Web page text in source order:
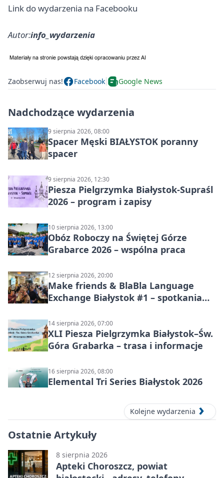
Link do wydarzenia na Facebooku
Autor:info_wydarzenia
Zaobserwuj nas! Facebook Google News
Nadchodzące wydarzenia
9 sierpnia 2026, 08:00
Spacer Męski BIAŁYSTOK poranny
spacer
9 sierpnia 2026, 12:30
Piesza Pielgrzymka Białystok-Supraśl
2026 – program i zapisy
10 sierpnia 2026, 13:00
Obóz Roboczy na Świętej Górze
Grabarce 2026 – wspólna praca
12 sierpnia 2026, 20:00
Make friends & BlaBla Language
Exchange Białystok #1 – spotkania
14 sierpnia 2026, 07:00
XLI Piesza Pielgrzymka Białystok–Św.
Góra Grabarka – trasa i informacje
16 sierpnia 2026, 08:00
Elemental Tri Series Białystok 2026
Kolejne wydarzenia
Ostatnie Artykuły
8 sierpnia 2026
Apteki Choroszcz, powiat